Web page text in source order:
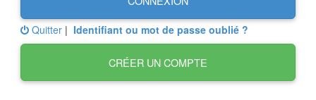
Quitter | Identifiant ou mot de passe oublié ?
CRÉER UN COMPTE